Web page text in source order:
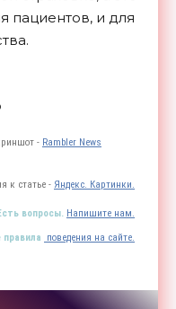
пациентов, и для
- Rambler News
к статье - Яндекс. Картинки.
вопросы. Напишите нам.
поведения на сайте.